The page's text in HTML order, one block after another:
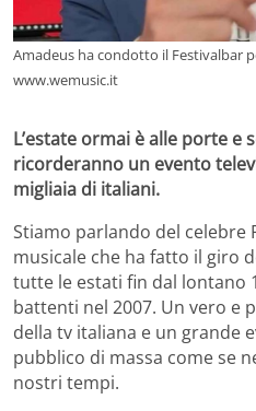
Amadeus ha condotto il Festivalbar
www.wemusic.it
L’estate ormai è alle porte e
ricorderanno un evento
migliaia di italiani.
Stiamo parlando del celebre
musicale che ha fatto il giro
tutte le estati fin dal lontano
battenti nel 2007. Un vero e
della tv italiana e un grande
pubblico di massa come se
nostri tempi.